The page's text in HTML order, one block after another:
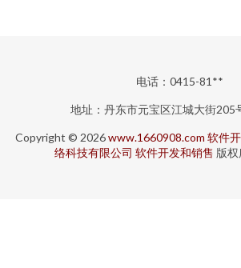
电话：0415-81**
地址：丹东市元宝区江城大街205
Copyright © 2026www.1660908.com 软件
络科技有限公司 软件开发和销售 版